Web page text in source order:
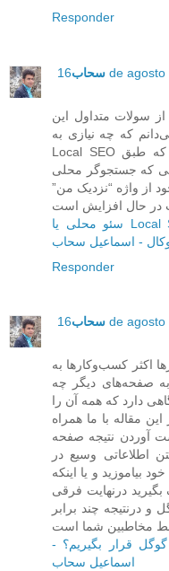
Responder
سحاب 16 de
سولات متداول این
که چه نیازی به
Local SEO دارم؟ در جواب به این سوال باید گفت که طبق
که جستجوگر محلی
از واژه “نزدیک من”
سئو محلی یا Local SEO چیست؟ آموزش سئو محلی یا سئو
- اسماعیل سحاب
Responder
سحاب 16 de
اکثر کسب‌وکارها به
صفحه‌های دیگر چه
دارد که همه آن را
مقاله با ما همراه
آوردن نتیجه صفحه
اطلاعاتی وسیع در
بیاموزید و یا اینکه
درنهایت فرقی
درنتیجه چند برابر
قرار بگیریم؟ -
اسماعیل سحاب